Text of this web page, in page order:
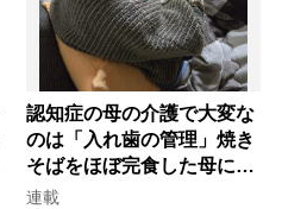
認知症の母の介護で大変な
のは「入れ歯の管理」焼き
そばをほぼ完食した母に息
子が血の気が引いた理由
連載